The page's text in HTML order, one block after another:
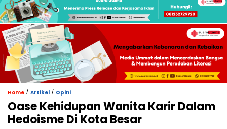
Home / Artikel / Opini
Oase Kehidupan Wanita Karir Dalam
Hedoisme Di Kota Besar